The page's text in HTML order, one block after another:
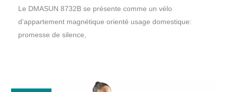
Le DMASUN 8732B se présente comme un vélo
d’appartement magnétique orienté usage domestique:
promesse de silence,